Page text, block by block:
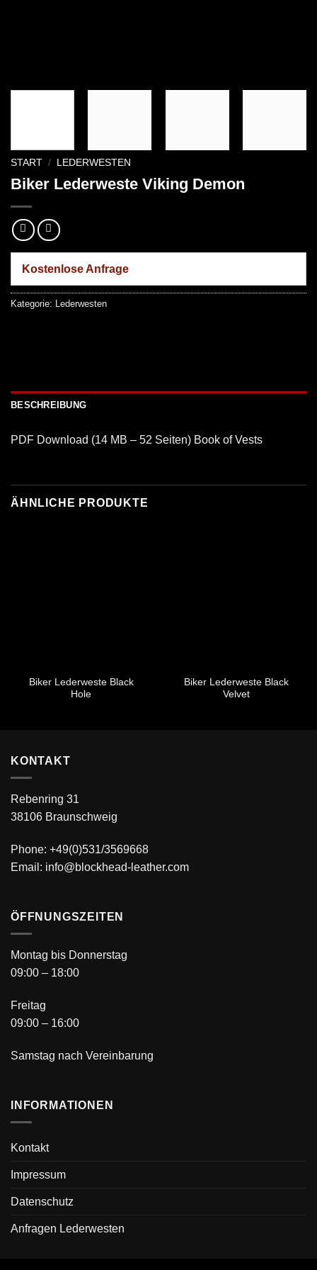
START / LEDERWESTEN
Biker Lederweste Viking Demon
Kostenlose Anfrage
Kategorie: Lederwesten
BESCHREIBUNG
PDF Download (14 MB – 52 Seiten) Book of Vests
ÄHNLICHE PRODUKTE
Biker Lederweste Black
Hole
Biker Lederweste Black
Velvet
KONTAKT
Rebenring 31
38106 Braunschweig
Phone: +49(0)531/3569668
Email: info@blockhead-leather.com
ÖFFNUNGSZEITEN
Montag bis Donnerstag
09:00 – 18:00
Freitag
09:00 – 16:00
Samstag nach Vereinbarung
INFORMATIONEN
Kontakt
Impressum
Datenschutz
Anfragen Lederwesten